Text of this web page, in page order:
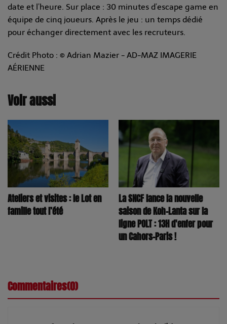
date et l’heure. Sur place : 30 minutes d’escape game en
équipe de cinq joueurs. Après le jeu : un temps dédié
pour échanger directement avec les recruteurs.
Crédit Photo : © Adrian Mazier - AD-MAZ IMAGERIE
AÉRIENNE
Voir aussi
Ateliers et visites : le Lot en
famille tout l’été
La SNCF lance la nouvelle
saison de Koh-Lanta sur la
ligne POLT : 13H d'enfer pour
un Cahors-Paris !
Commentaires(0)